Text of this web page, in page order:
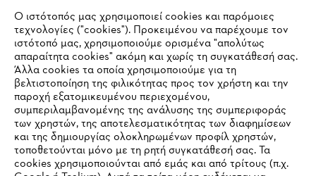
#STIHL
Εταιρεία
Ο ιστότοπός μας χρησιμοποιεί cookies και παρόμοιες
τεχνολογίες ("cookies"). Προκειμένου να παρέχουμε τον
ιστότοπό μας, χρησιμοποιούμε ορισμένα "απολύτως
απαραίτητα cookies" ακόμη και χωρίς τη συγκατάθεσή σας.
Άλλα cookies τα οποία χρησιμοποιούμε για τη
βελτιστοποίηση της φιλικότητας προς τον χρήστη και την
παροχή εξατομικευμένου περιεχομένου,
συμπεριλαμβανομένης της ανάλυσης της συμπεριφοράς
των χρηστών, της αποτελεσματικότητας των διαφημίσεων
και της δημιουργίας ολοκληρωμένων προφίλ χρηστών,
τοποθετούνται μόνο με τη ρητή συγκατάθεσή σας. Τα
cookies χρησιμοποιούνται από εμάς και από τρίτους (π.χ.